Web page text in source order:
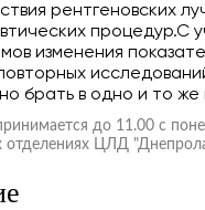
рентгеновских
процедур.С
изменения
брать в одно и то же
до 11.00 с
отделениях ЦЛД